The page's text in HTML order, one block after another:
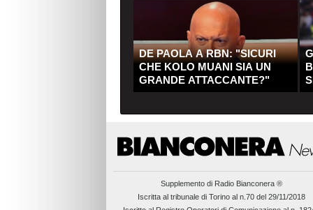
DE PAOLA A RBN: "SICURI
CHE KOLO MUANI SIA UN
GRANDE ATTACCANTE?"
Supplemento di Radio Bianconera ®
Iscritta al tribunale di Torino al n.70 del 29/11/2018